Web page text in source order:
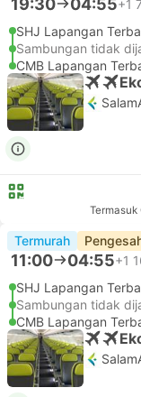
+1
SHJ Lapangan
Sambungan tidak
Termasuk
Termurah
11:00 04:55+1
SHJ Lapangan
Sambungan tidak